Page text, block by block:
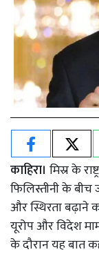
काहिरा। मिस्र के
फिलिस्तीनी के बीच
और स्थिरता बढ़ाने
यूरोप और विदेश
के दौरान यह बात